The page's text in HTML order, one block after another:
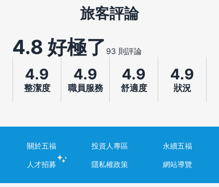
旅客評論
4.8 好極了 93 則評論
4.9
整潔度
4.9
職員服務
4.9
舒適度
4.9
狀況
關於五福 投資人專區
永續五福
人才招募
隱私權政策 網站導覽